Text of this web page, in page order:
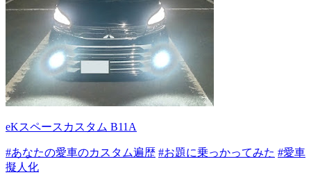
eKスペースカスタム B11A
#あなたの愛車のカスタム遍歴 #お題に乗っかってみた #愛車
擬人化